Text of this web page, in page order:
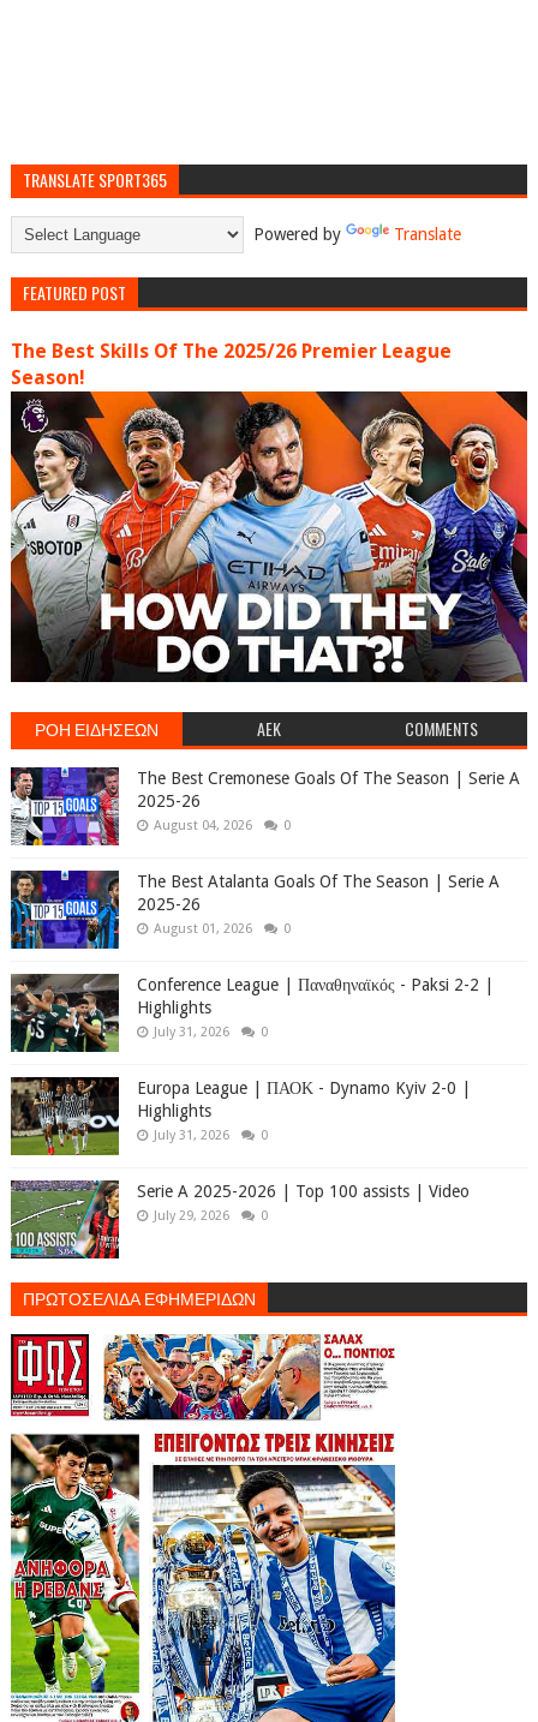
TRANSLATE SPORT365
Powered by Translate
FEATURED POST
The Best Skills Of The 2025/26 Premier League
Season!
ΡΟΗ ΕΙΔΗΣΕΩΝ AEK COMMENTS
The Best Cremonese Goals Of The Season | Serie A
2025-26
August 04, 2026 0
The Best Atalanta Goals Of The Season | Serie A
2025-26
August 01, 2026 0
Conference League | Παναθηναϊκός - Paksi 2-2 |
Highlights
July 31, 2026 0
Europa League | ΠΑΟΚ - Dynamo Kyiv 2-0 |
Highlights
July 31, 2026 0
Serie A 2025-2026 | Top 100 assists | Video
July 29, 2026 0
ΠΡΩΤΟΣΕΛΙΔΑ ΕΦΗΜΕΡΙΔΩΝ